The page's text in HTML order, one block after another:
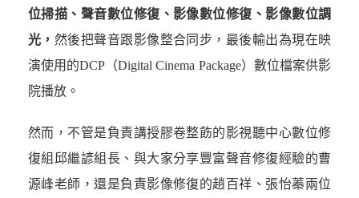
位掃描、聲音數位修復、影像數位修復、影像數位調
光， 然後把聲音跟影像整合同步，最後輸出為現在映
演使用的DCP（Digital Cinema Package）數位檔案供影
院播放。
然而，不管是負責講授膠卷整飭的影視聽中心數位修
復組邱繼諺組長、與大家分享豐富聲音修復經驗的曹
源峰老師，還是負責影像修復的趙百祥、張怡蓁兩位